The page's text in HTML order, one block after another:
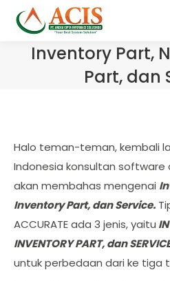
Inventory Part,
Part, dan
Halo teman-teman, kembali
Indonesia konsultan software
akan membahas mengenai
Inventory Part, dan Service.
ACCURATE ada 3 jenis, yaitu
INVENTORY PART, dan
untuk perbedaan dari ke tiga